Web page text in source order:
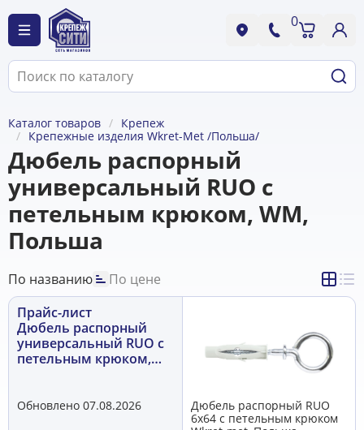
0
Каталог товаров
Крепеж
Крепежные изделия Wkret-Met /Польша/
Дюбель распорный
универсальный RUO с
петельным крюком, WM,
Польша
По названию
По цене
Прайс-лист
Дюбель распорный
универсальный RUO с
петельным крюком,
Обновлено 07.08.2026
Дюбель распорный RUO
6х64 с петельным крюком